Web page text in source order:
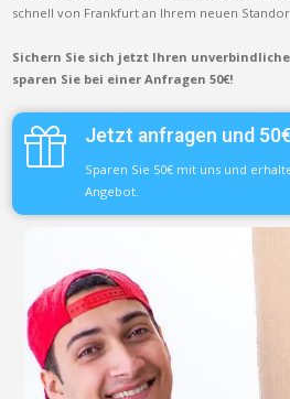
schnell von Frankfurt an Ihrem neuen
Sichern Sie sich jetzt Ihren
sparen Sie bei einer Anfragen 50€!
Jetzt anfragen und
Sparen Sie 50€ mit uns und
Angebot.